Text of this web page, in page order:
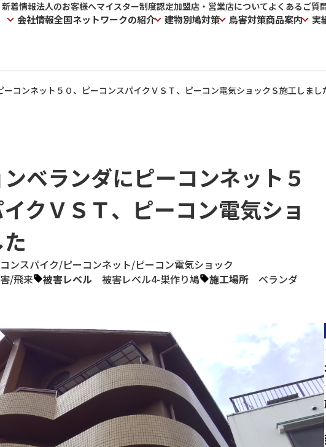
新着情報法人のお客様へマイスター制度認定加盟店・営業店についてよくあるご質
会社情報全国ネットワークの紹介 建物別鳩対策 鳥害対策商品案内 実
コンネット５０、ピーコンスパイクＶＳＴ、ピーコン電気ショックＳ施工しまし
ベランダにピーコンネット５
クＶＳＴ、ピーコン電気ショ
ンスパイク/ピーコンネット/ピーコン電気ショック
/飛来 被害レベル 被害レベル4-巣作り鳩 施工場所 ベランダ